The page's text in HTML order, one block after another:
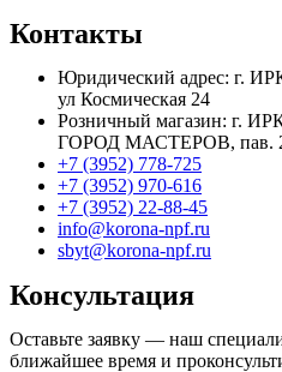
Контакты
Юридический адрес: г.
ул Космическая 24
Розничный магазин: г.
ГОРОД МАСТЕРОВ, пав.
+7 (3952) 778-725
+7 (3952) 970-616
+7 (3952) 22-88-45
info@korona-npf.ru
sbyt@korona-npf.ru
Консультация
Оставьте заявку — наш
ближайшее время и